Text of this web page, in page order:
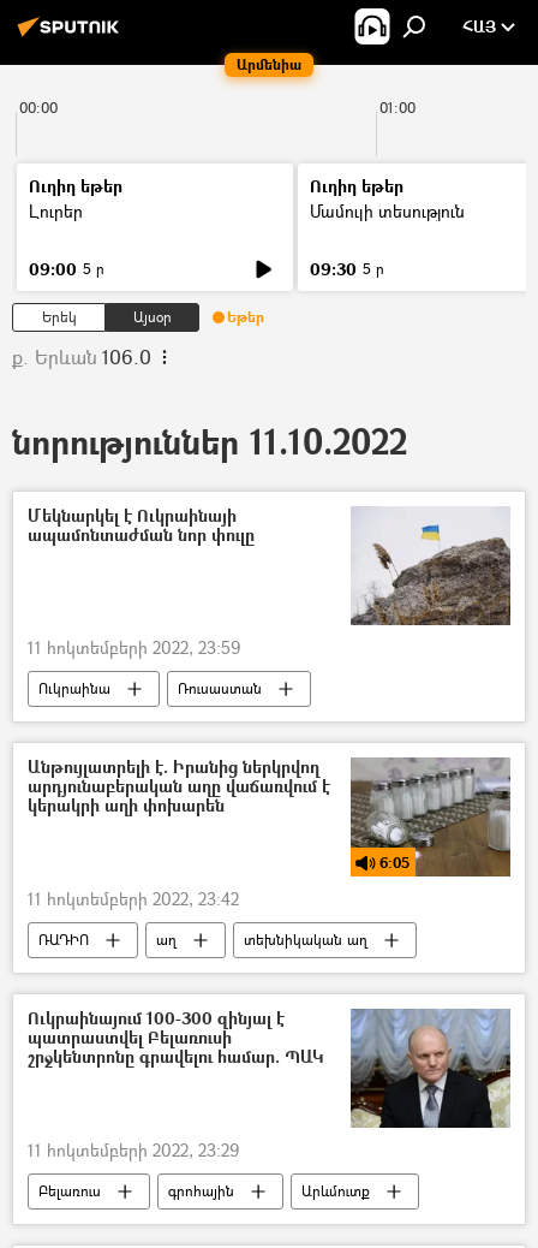
Արմենիա
ՀԱՅ
00:00 01:00
Ուղիղ եթեր
Լուրեր
09:00 5 ր
Ուղիղ եթեր
Մամուլի տեսություն
09:30 5 ր
Երեկ Այսօր Եթեր
ք. Երևան 106.0
նորություններ 11.10.2022
Մեկնարկել է Ուկրաինայի
ապամոնտաժման նոր փուլը
11 հոկտեմբերի 2022, 23:59
Ուկրաինա
Ռուսաստան
Պատերազմ
Արևմուտք
Անթույլատրելի է. Իրանից ներկրվող
արդյունաբերական աղը վաճառվում է
կերակրի աղի փոխարեն
6:05
11 հոկտեմբերի 2022, 23:42
ՌԱԴԻՈ աղ
տեխնիկական աղ
Հայաստան
Իրանի Իսլամական Հանրապետություն
ներմուծում
Տնտեսական մրցակցության պաշտպանության պետական հանձնաժողով (ՏՄՊՊՀ)
Ուկրաինայում 100-300 զինյալ է
պատրաստվել Բելառուսի
շրջկենտրոնը գրավելու համար. ՊԱԿ
11 հոկտեմբերի 2022, 23:29
Բելառուս գրոհային Արևմուտք